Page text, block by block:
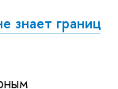
знает границ